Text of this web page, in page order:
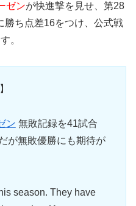
ゼンが快進撃を見せ、第28
勝ち点差16をつけ、公式戦
。
ン 無敗記録を41試合
が無敗優勝にも期待が
season. They have